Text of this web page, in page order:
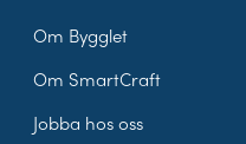
Om Bygglet
Om SmartCraft
Jobba hos oss